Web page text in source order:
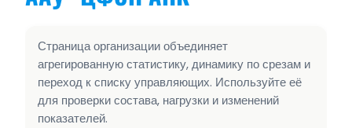
Страница организации объединяет
агрегированную статистику, динамику по срезам и
переход к списку управляющих. Используйте её
для проверки состава, нагрузки и изменений
показателей.